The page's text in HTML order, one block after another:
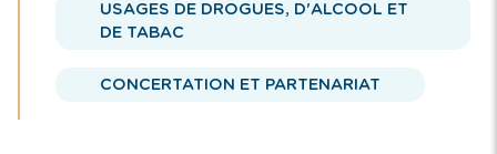
USAGES DE DROGUES, D'ALCOOL ET
DE TABAC
CONCERTATION ET PARTENARIAT